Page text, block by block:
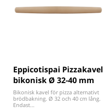
Eppicotispai Pizzakavel
bikonisk Ø 32-40 mm
Bikonisk kavel för pizza alternativt
brödbakning. Ø 32 och 40 cm lång.
Endast...